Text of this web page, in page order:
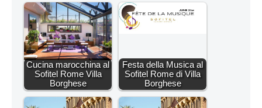
Cucina marocchina al
Sofitel Rome Villa
Borghese
Festa della Musica al
Sofitel Rome di Villa
Borghese